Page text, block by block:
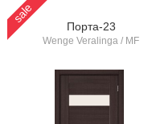
sale
Порта-23
Wenge Veralinga / MF